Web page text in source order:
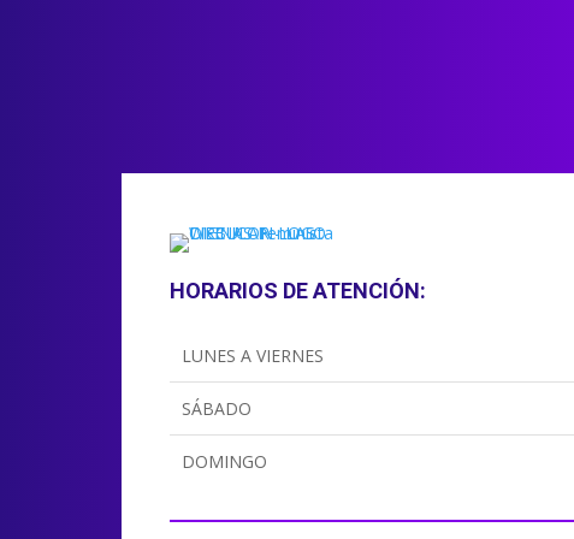
HORARIOS DE ATENCIÓN:
LUNES A VIERNES
SÁBADO
DOMINGO